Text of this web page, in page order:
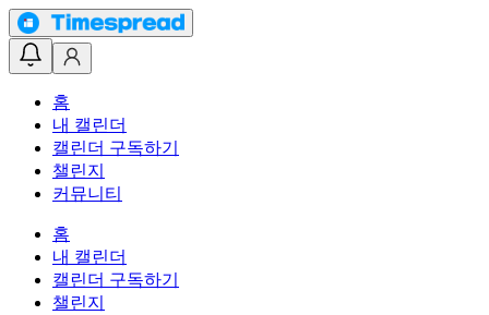
홈
내 캘린더
캘린더 구독하기
챌린지
커뮤니티
홈
내 캘린더
캘린더 구독하기
챌린지